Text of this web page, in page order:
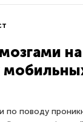
по поводу